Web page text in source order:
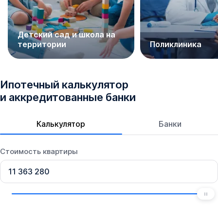
Детский сад и школа на
территории
Поликлиника
Ипотечный калькулятор
и аккредитованные банки
Калькулятор Банки
Стоимость квартиры